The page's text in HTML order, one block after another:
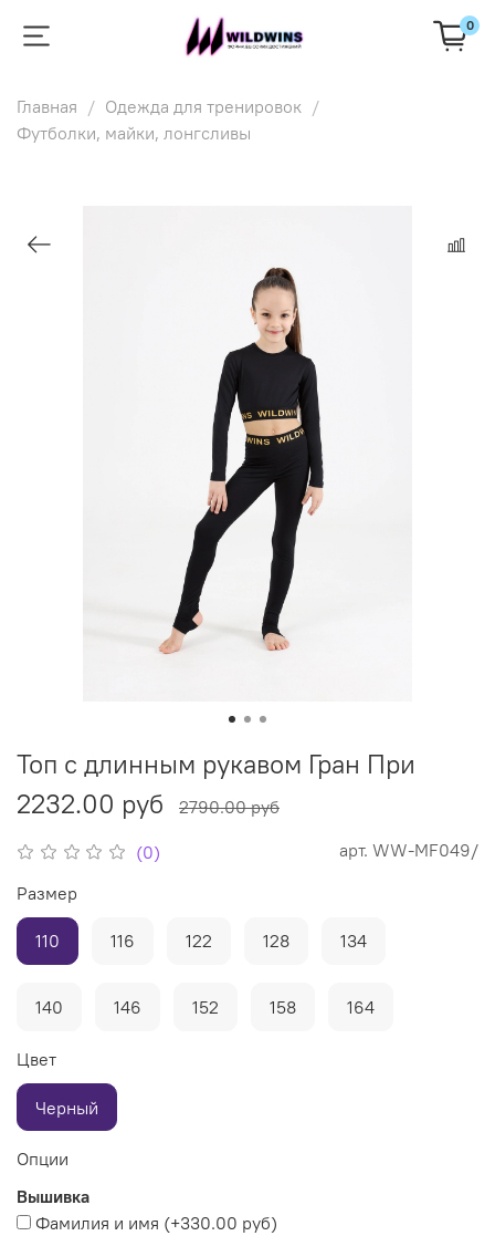
0
Главная
Одежда для тренировок
Футболки, майки, лонгсливы
(0) арт. WW-MF049/
Топ с длинным рукавом Гран При
2232.00 руб
2790.00 руб
Размер
110 116 122 128 134
140 146 152 158 164
Цвет
Черный
Опции
Вышивка
Фамилия и имя (+330.00 руб)